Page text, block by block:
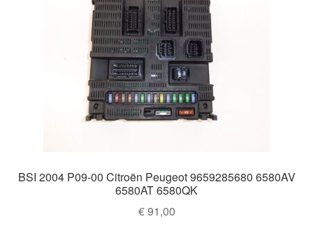
BSI 2004 P09-00 Citroën Peugeot 9659285680 6580AV
6580AT 6580QK
€91,00